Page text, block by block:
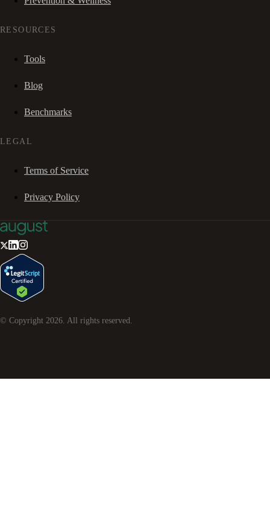
RESOURCES
Tools
Blog
Benchmarks
LEGAL
Terms of Service
Privacy Policy
© Copyright 2026. All rights reserved.